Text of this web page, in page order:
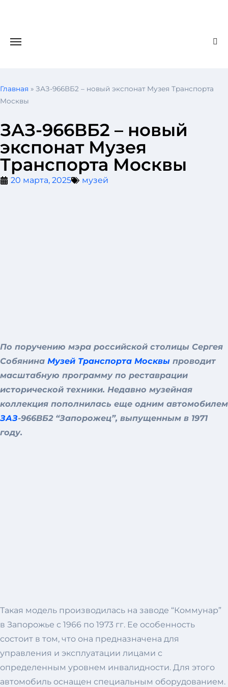
Главная » ЗАЗ-966ВБ2 – новый экспонат Музея Транспорта
Москвы
ЗАЗ-966ВБ2 – новый
экспонат Музея
Транспорта Москвы
20 марта, 2025 музей
По поручению мэра российской столицы Сергея
Собянина Музей Транспорта Москвы проводит
масштабную программу по реставрации
исторической техники. Недавно музейная
коллекция пополнилась еще одним автомобилем
ЗАЗ-966ВБ2 “Запорожец”, выпущенным в 1971
году.
Такая модель производилась на заводе “Коммунар”
в Запорожье с 1966 по 1973 гг. Ее особенность
состоит в том, что она предназначена для
управления и эксплуатации лицами с
определенным уровнем инвалидности. Для этого
автомобиль оснащен специальным оборудованием.